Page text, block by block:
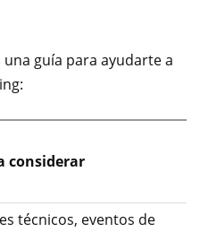
guía para ayudarte a
considerar
técnicos, eventos de